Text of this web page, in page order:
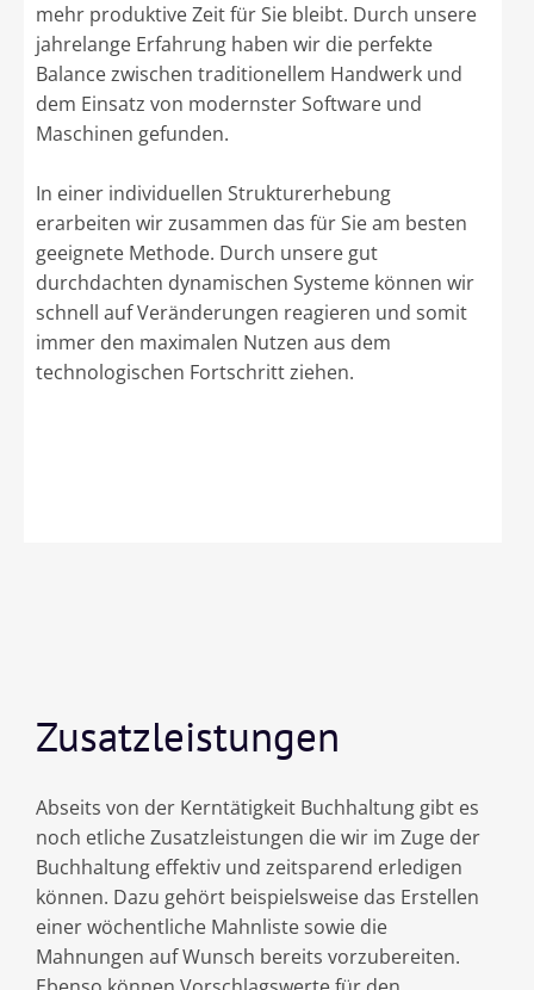
mehr produktive Zeit für Sie bleibt. Durch unsere
jahrelange Erfahrung haben wir die perfekte
Balance zwischen traditionellem Handwerk und
dem Einsatz von modernster Software und
Maschinen gefunden.
In einer individuellen Strukturerhebung
erarbeiten wir zusammen das für Sie am besten
geeignete Methode. Durch unsere gut
durchdachten dynamischen Systeme können wir
schnell auf Veränderungen reagieren und somit
immer den maximalen Nutzen aus dem
technologischen Fortschritt ziehen.
Zusatzleistungen
Abseits von der Kerntätigkeit Buchhaltung gibt es
noch etliche Zusatzleistungen die wir im Zuge der
Buchhaltung effektiv und zeitsparend erledigen
können. Dazu gehört beispielsweise das Erstellen
einer wöchentliche Mahnliste sowie die
Mahnungen auf Wunsch bereits vorzubereiten.